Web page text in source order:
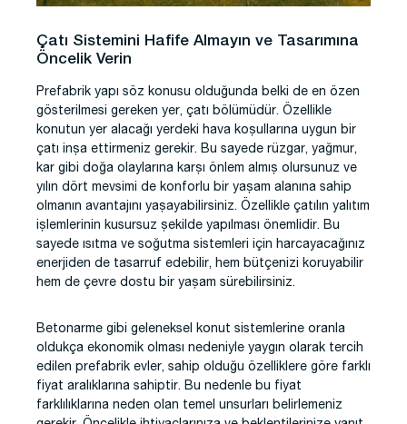
Çatı Sistemini Hafife Almayın ve Tasarımına
Öncelik Verin
Prefabrik yapı söz konusu olduğunda belki de en özen
gösterilmesi gereken yer, çatı bölümüdür. Özellikle
konutun yer alacağı yerdeki hava koşullarına uygun bir
çatı inşa ettirmeniz gerekir. Bu sayede rüzgar, yağmur,
kar gibi doğa olaylarına karşı önlem almış olursunuz ve
yılın dört mevsimi de konforlu bir yaşam alanına sahip
olmanın avantajını yaşayabilirsiniz. Özellikle çatılın yalıtım
işlemlerinin kusursuz şekilde yapılması önemlidir. Bu
sayede ısıtma ve soğutma sistemleri için harcayacağınız
enerjiden de tasarruf edebilir, hem bütçenizi koruyabilir
hem de çevre dostu bir yaşam sürebilirsiniz.
Betonarme gibi geleneksel konut sistemlerine oranla
oldukça ekonomik olması nedeniyle yaygın olarak tercih
edilen prefabrik evler, sahip olduğu özelliklere göre farklı
fiyat aralıklarına sahiptir. Bu nedenle bu fiyat
farklılıklarına neden olan temel unsurları belirlemeniz